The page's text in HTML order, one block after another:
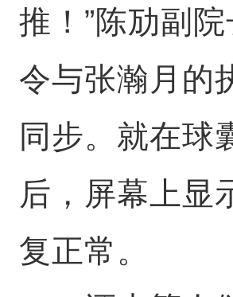
推！”陈劢副
令与张瀚月的
同步。就在球
后，屏幕上显
复正常。